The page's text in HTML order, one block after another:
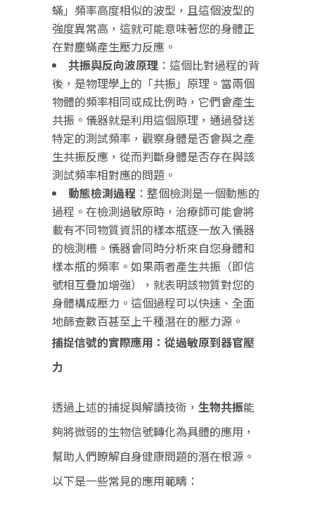
蟎」頻率高度相似的波型，且這個波型的
強度異常高，這就可能意味著您的身體正
在對塵蟎產生壓力反應。
共振與反向波原理 ：這個比對過程的背
後，是物理學上的「共振」原理。當兩個
物體的頻率相同或成比例時，它們會產生
共振。儀器就是利用這個原理，通過發送
特定的測試頻率，觀察身體是否會與之產
生共振反應，從而判斷身體是否存在與該
測試頻率相對應的問題。
動態檢測過程 ：整個檢測是一個動態的
過程。在檢測過敏原時，治療師可能會將
載有不同物質資訊的樣本瓶逐一放入儀器
的檢測槽。儀器會同時分析來自您身體和
樣本瓶的頻率。如果兩者產生共振（即信
號相互疊加增強），就表明該物質對您的
身體構成壓力。這個過程可以快速、全面
地篩查數百甚至上千種潛在的壓力源。
捕捉信號的實際應用：從過敏原到器官壓
力
透過上述的捕捉與解讀技術， 生物共振能
夠將微弱的生物信號轉化為具體的應用，
幫助人們瞭解自身健康問題的潛在根源。
以下是一些常見的應用範疇：